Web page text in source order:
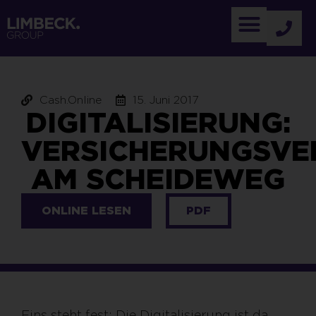
Cash.Online 15. Juni 2017
DIGITALISIERUNG:
AM SCHEIDEWEG
ONLINE LESEN PDF